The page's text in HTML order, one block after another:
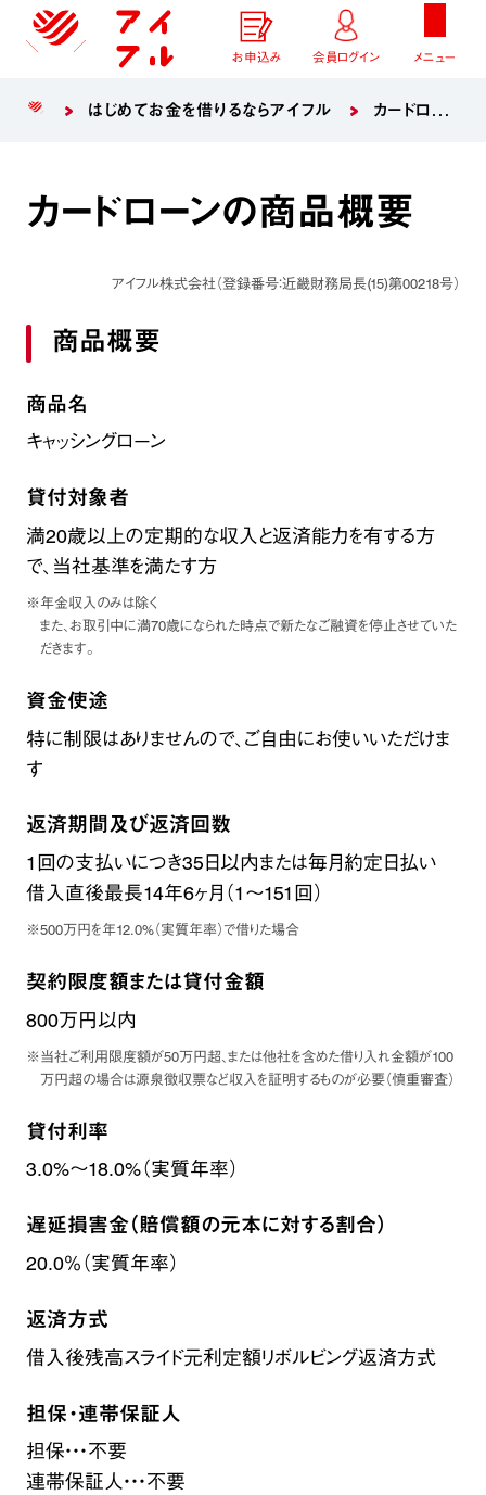
お申込み 会員ログイン メニュー
はじめてお金を借りるならアイフル カードローンのご案内
カードローンの商品概要
アイフル株式会社（登録番号：近畿財務局長(15)第00218号）
商品概要
商品名
キャッシングローン
貸付対象者
満20歳以上の定期的な収入と返済能力を有する方
で、当社基準を満たす方
※年金収入のみは除く
また、お取引中に満70歳になられた時点で新たなご融資を停止させていた
だきます。
資金使途
特に制限はありませんので、ご自由にお使いいただけま
す
返済期間及び返済回数
1回の支払いにつき35日以内または毎月約定日払い
借入直後最長14年6ヶ月（1～151回）
※500万円を年12.0%（実質年率）で借りた場合
契約限度額または貸付金額
800万円以内
※当社ご利用限度額が50万円超、または他社を含めた借り入れ金額が100
万円超の場合は源泉徴収票など収入を証明するものが必要（慎重審査）
貸付利率
3.0%～18.0%（実質年率）
遅延損害金（賠償額の元本に対する割合）
20.0％（実質年率）
返済方式
借入後残高スライド元利定額リボルビング返済方式
担保・連帯保証人
担保・・・不要
連帯保証人・・・不要